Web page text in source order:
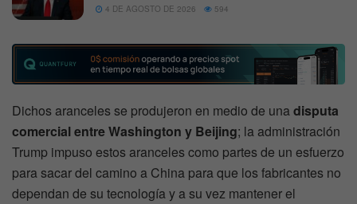
4 DE AGOSTO DE 2026 594
Dichos aranceles se produjeron en medio de unadisputa
comercial entre Washington y Beijing; la administración
Trump impuso estos aranceles como partes de un esfuerzo
para sacar del camino a China para que los fabricantes no
dependan de su tecnología y a su vez mantener el